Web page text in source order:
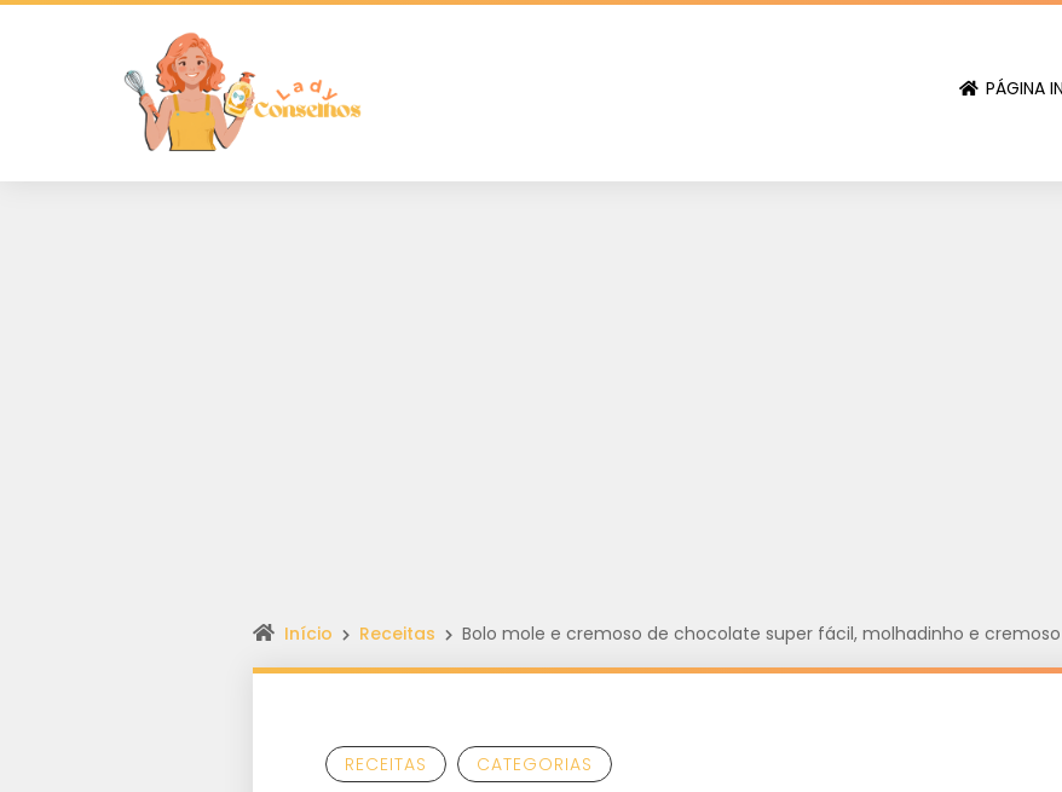
PÁGINA
Início Receitas Bolo mole e cremoso de chocolate super fácil, molhadinho e cremoso
RECEITAS CATEGORIAS